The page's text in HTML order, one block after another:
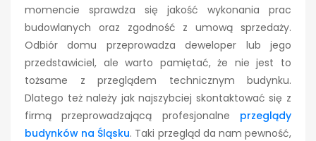
momencie sprawdza się jakość wykonania prac
budowlanych oraz zgodność z umową sprzedaży.
Odbiór domu przeprowadza deweloper lub jego
przedstawiciel, ale warto pamiętać, że nie jest to
tożsame z przeglądem technicznym budynku.
Dlatego też należy jak najszybciej skontaktować się z
firmą przeprowadzającą profesjonalne przeglądy
budynków na Śląsku. Taki przegląd da nam pewność,